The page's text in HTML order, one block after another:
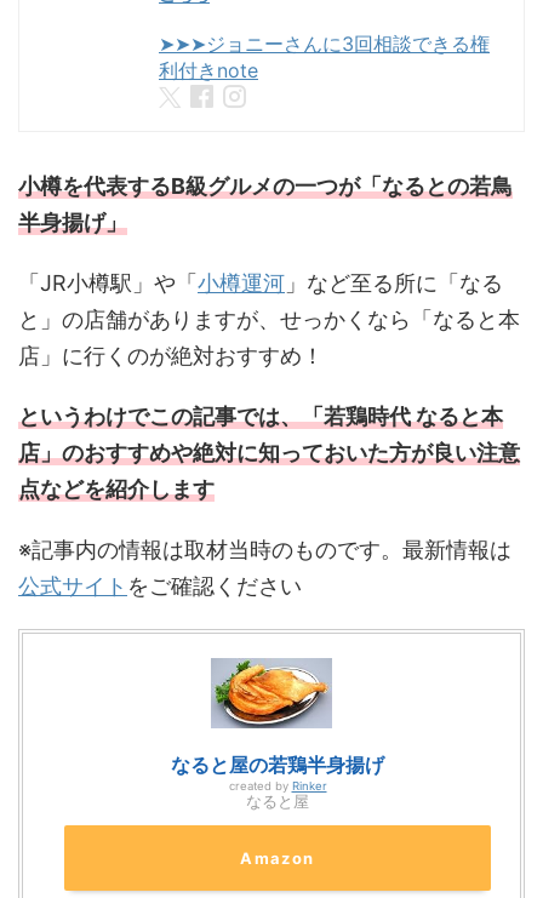
➤➤➤ジョニーさんに3回相談できる権
利付きnote
小樽を代表するB級グルメの一つが「なるとの若鳥
半身揚げ」
「JR小樽駅」や「 小樽運河 」など至る所に「なる
と」の店舗がありますが、せっかくなら「なると本
店」に行くのが絶対おすすめ！
というわけでこの記事では、「若鶏時代 なると本
店」のおすすめや絶対に知っておいた方が良い注意
点などを紹介します
※記事内の情報は取材当時のものです。最新情報は
公式サイト をご確認ください
なると屋の若鶏半身揚げ
created by Rinker
なると屋
Amazon